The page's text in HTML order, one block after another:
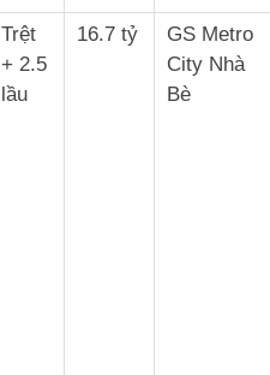
Trệt
+ 2.5
lầu
16.7 tỷ
GS Metro
City Nhà
Bè